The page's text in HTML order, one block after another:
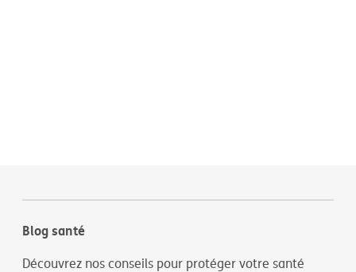
Blog santé
Découvrez nos conseils pour protéger votre santé